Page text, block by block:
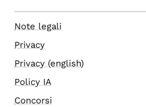
Note legali
Privacy
Privacy (english)
Policy IA
Concorsi